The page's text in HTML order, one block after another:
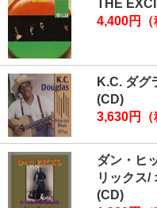
THE
4,400円（
K.C. ダグ
(CD)
3,630円（
ダン・ヒ
リックス/
(CD)